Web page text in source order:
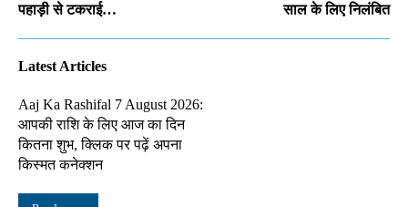
पहाड़ी से टकराई…
साल के लिए निलंबित
Latest Articles
Aaj Ka Rashifal 7 August 2026:
आपकी राशि के लिए आज का दिन
कितना शुभ, क्लिक पर पढ़ें अपना
किस्मत कनेक्शन